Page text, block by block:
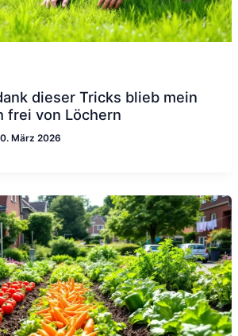
dieser Tricks blieb mein
frei von Löchern
März 2026